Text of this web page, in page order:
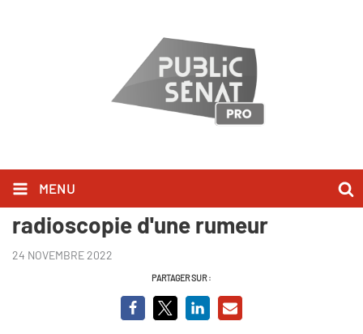
MENU
La camionnette blanche,
radioscopie d'une rumeur
24 NOVEMBRE 2022
PARTAGER SUR :